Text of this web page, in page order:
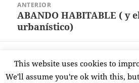
entradas
ANTERIOR
Entrada
anterior:
ABANDO HABITABLE ( y
urbanístico)
Entrada
siguiente:
MILITANCIAS( o «Tal
This website uses cookies to
We'll assume you're ok with this,